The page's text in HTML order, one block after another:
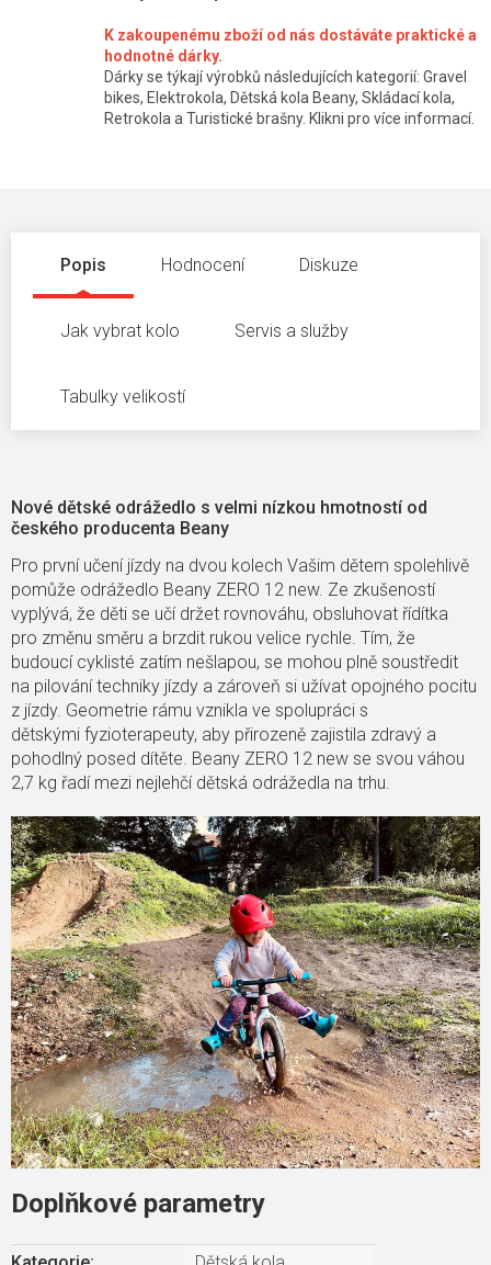
K zakoupenému zboží od nás dostáváte praktické a
hodnotné dárky.
Dárky se týkají výrobků následujících kategorií: Gravel
bikes, Elektrokola, Dětská kola Beany, Skládací kola,
Retrokola a Turistické brašny. Klikni pro více informací.
Popis Hodnocení Diskuze
Jak vybrat kolo Servis a služby
Tabulky velikostí
Nové dětské odrážedlo s velmi nízkou hmotností od
českého producenta Beany
Pro první učení jízdy na dvou kolech Vašim dětem spolehlivě
pomůže odrážedlo Beany ZERO 12 new. Ze zkušeností
vyplývá, že děti se učí držet rovnováhu, obsluhovat řídítka
pro změnu směru a brzdit rukou velice rychle. Tím, že
budoucí cyklisté zatím nešlapou, se mohou plně soustředit
na pilování techniky jízdy a zároveň si užívat opojného pocitu
z jízdy. Geometrie rámu vznikla ve spolupráci s
dětskými fyzioterapeuty, aby přirozeně zajistila zdravý a
pohodlný posed dítěte. Beany ZERO 12 new se svou váhou
2,7 kg řadí mezi nejlehčí dětská odrážedla na trhu.
Doplňkové parametry